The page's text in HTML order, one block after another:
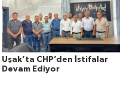
Uşak’ta CHP’den İstifalar
Devam Ediyor